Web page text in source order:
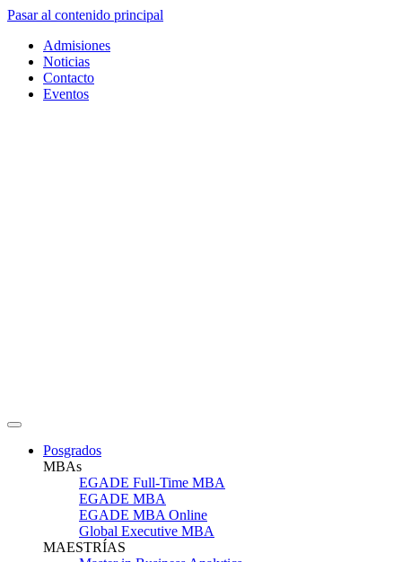
Pasar al contenido principal
Admisiones
Noticias
Contacto
Eventos
Posgrados
MBAs
EGADE Full-Time MBA
EGADE MBA
EGADE MBA Online
Global Executive MBA
MAESTRÍAS